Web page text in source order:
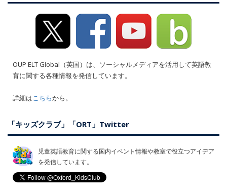
OUP ELT Global（英国）は、ソーシャルメディアを活用して英語教
育に関する各種情報を発信しています。
詳細はこちらから。
「キッズクラブ」「ORT」Twitter
児童英語教育に関する国内イベント情報や教室で役立つアイデア
を発信しています。